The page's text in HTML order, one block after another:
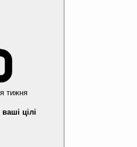
тижня
цілі